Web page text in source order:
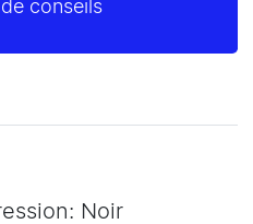
conseils
Noir